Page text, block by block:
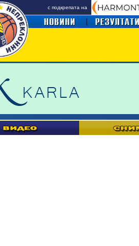
с подкрепата на